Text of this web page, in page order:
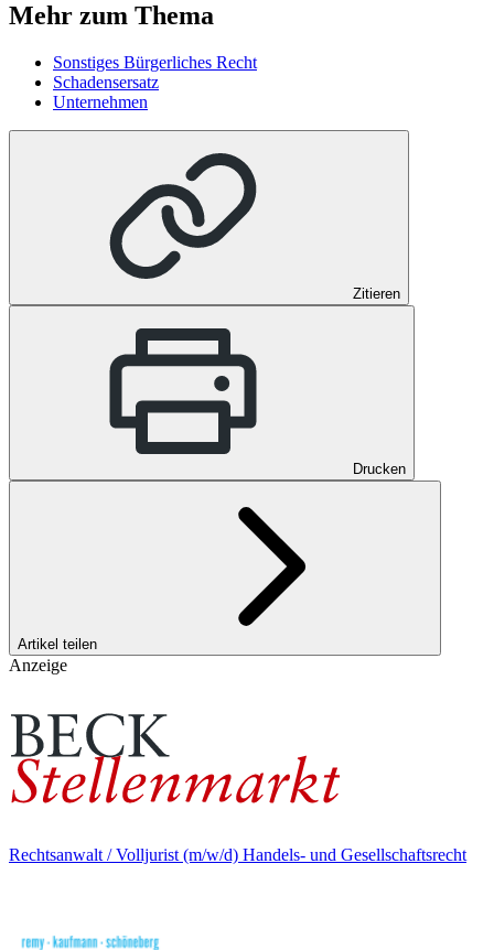
Mehr zum Thema
Sonstiges Bürgerliches Recht
Schadensersatz
Unternehmen
Zitieren
Drucken
Artikel teilen
Anzeige
Rechtsanwalt / Volljurist (m/w/d) Handels- und Gesellschaftsrecht